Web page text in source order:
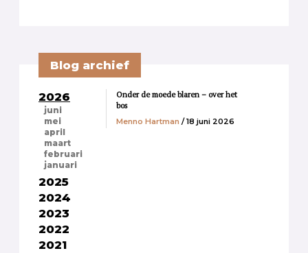
Blog archief
2026
juni
mei
april
maart
februari
januari
2025
2024
2023
2022
2021
Onder de moede blaren – over het
bos
Menno Hartman / 18 juni 2026